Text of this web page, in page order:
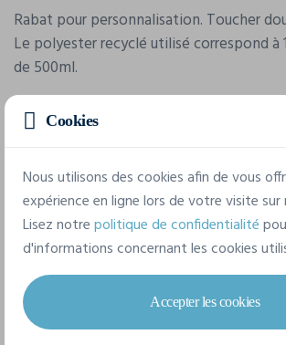
Rabat pour personnalisation. Toucher
Le polyester recyclé utilisé correspond à
de 500ml.
Caractéristiques
Marque
Beechfield
B391R
Composition
Cookies
Nous utilisons des cookies afin de vous
expérience en ligne lors de votre visite
Lisez notrepolitique de confidentialité
d'informations concernant les cookies
Accepter les cookies